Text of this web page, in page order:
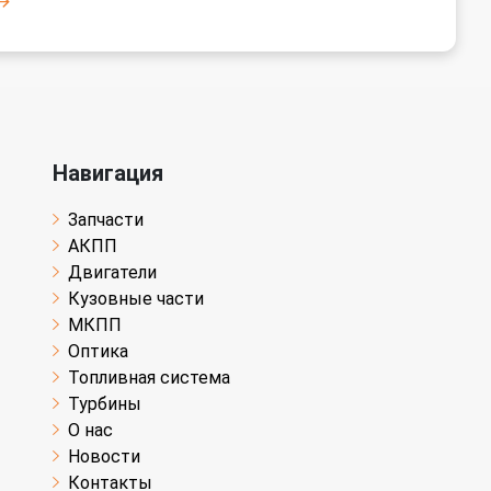
Навигация
Запчасти
АКПП
Двигатели
Кузовные части
МКПП
Оптика
Топливная система
Турбины
О нас
Новости
Контакты